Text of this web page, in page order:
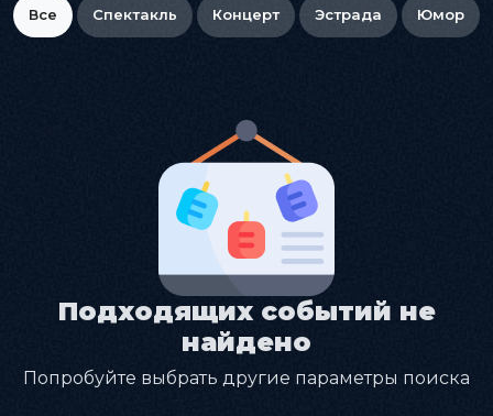
Все Спектакль Концерт Эстрада Юмор
Подходящих событий не
найдено
Попробуйте выбрать другие параметры поиска